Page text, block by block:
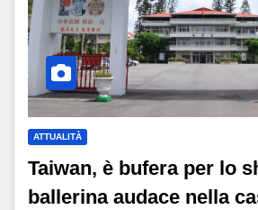
ATTUALITÀ
Taiwan, è bufera per lo
ballerina audace nella